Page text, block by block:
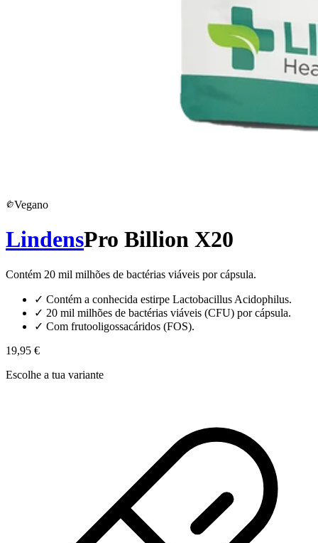
Vegano
LindensPro Billion X20
Contém 20 mil milhões de bactérias viáveis por cápsula.
✓ Contém a conhecida estirpe Lactobacillus Acidophilus.
✓ 20 mil milhões de bactérias viáveis (CFU) por cápsula.
✓ Com frutooligossacáridos (FOS).
19,95 €
Escolhe a tua variante